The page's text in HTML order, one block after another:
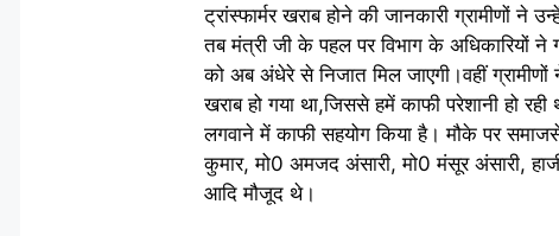
ट्रांस्फार्मर खराब होने की जानकारी ग्रामीणों ने
तब मंत्री जी के पहल पर विभाग के अधिकारियों ने
को अब अंधेरे से निजात मिल जाएगी।वहीं
खराब हो गया था,जिससे हमें काफी परेशानी हो
लगवाने में काफी सहयोग किया है। मौके पर
कुमार, मो0 अमजद अंसारी, मो0 मंसूर अंसारी,
आदि मौजूद थे।